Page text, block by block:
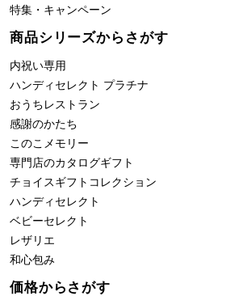
特集・キャンペーン
商品シリーズからさがす
内祝い専用
ハンディセレクト プラチナ
おうちレストラン
感謝のかたち
このこメモリー
専門店のカタログギフト
チョイスギフトコレクション
ハンディセレクト
ベビーセレクト
レザリエ
和心包み
価格からさがす